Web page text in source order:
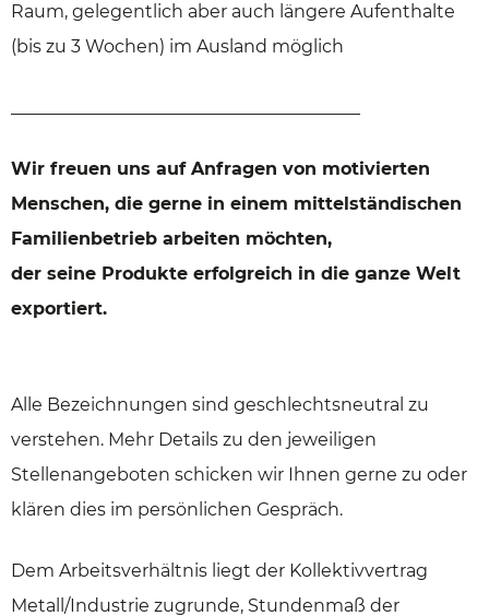
Raum, gelegentlich aber auch längere Aufenthalte
(bis zu 3 Wochen) im Ausland möglich
Wir freuen uns auf Anfragen von motivierten
Menschen, die gerne in einem mittelständischen
Familienbetrieb arbeiten möchten,
der seine Produkte erfolgreich in die ganze Welt
exportiert.
Alle Bezeichnungen sind geschlechtsneutral zu
verstehen. Mehr Details zu den jeweiligen
Stellenangeboten schicken wir Ihnen gerne zu oder
klären dies im persönlichen Gespräch.
Dem Arbeitsverhältnis liegt der Kollektivvertrag
Metall/Industrie zugrunde, Stundenmaß der